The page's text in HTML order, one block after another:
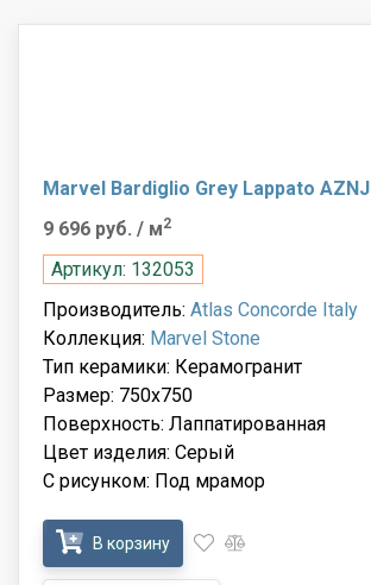
Marvel Bardiglio Grey Lappato AZNJ
9 696 руб. / м2
Артикул: 132053
Производитель: Atlas Concorde Italy
Коллекция: Marvel Stone
Тип керамики: Керамогранит
Размер: 750x750
Поверхность: Лаппатированная
Цвет изделия: Серый
С рисунком: Под мрамор
В корзину